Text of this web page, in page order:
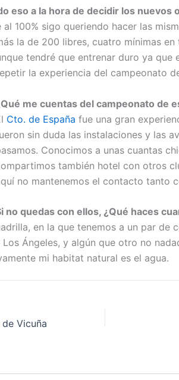
eso a la hora de decidir los nuevos
100% sigo queriendo hacer las
la de 200 libres, cuatro mínimas
tendré que entrenar duro ya que
la experiencia del campeonato
me cuentas del campeonato de
Cto. de España fue una gran
sin duda las instalaciones y las
Conocimos a unas cuantas
también hotel con otros
no mantenemos el contacto tanto
no quedas con ellos, ¿Qué haces
en la que tenemos a un par de
Ángeles, y algún que otro no
mi habitat natural es el agua.
Vicuña